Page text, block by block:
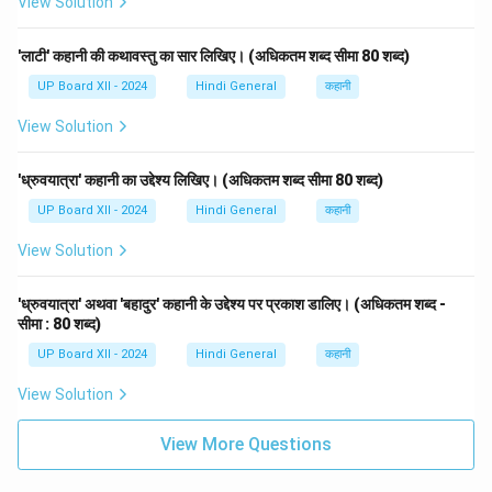
'लाटी' कहानी की कथावस्तु का सार लिखिए। (अधिकतम शब्द सीमा 80 शब्द)
UP Board XII - 2024 Hindi General कहानी
View Solution
'ध्रुवयात्रा' कहानी का उद्देश्य लिखिए। (अधिकतम शब्द सीमा 80 शब्द)
UP Board XII - 2024 Hindi General कहानी
View Solution
'ध्रुवयात्रा' अथवा 'बहादुर' कहानी के उद्देश्य पर प्रकाश डालिए। (अधिकतम शब्द -
सीमा : 80 शब्द)
UP Board XII - 2024 Hindi General कहानी
View Solution
View More Questions